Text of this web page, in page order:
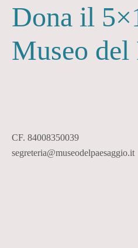
Dona il
Museo del
CF. 84008350039
segreteria@museodelpaesaggio.it